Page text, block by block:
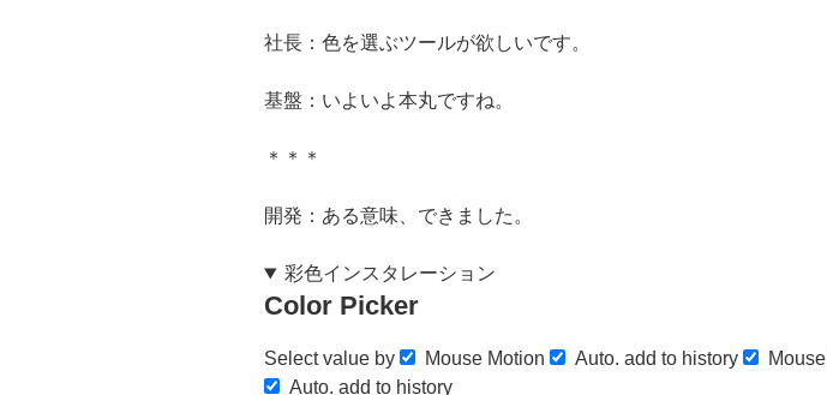
社長：色を選ぶツールが欲しいです。
基盤：いよいよ本丸ですね。
＊＊＊
開発：ある意味、できました。
彩色インスタレーション
Color Picker
Select value by Mouse Motion Auto. add to history
Auto. add to history